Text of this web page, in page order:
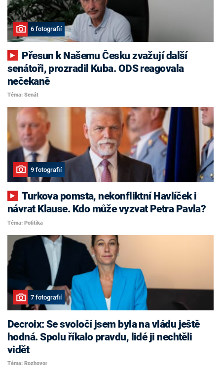
6 fotografií
senátoři, prozradil Kuba. ODS reagovala
nečekaně
Téma: Senát
9 fotografií
Turkova pomsta, nekonfliktní Havlíček i
návrat Klause. Kdo může vyzvat Petra Pavla?
Téma: Politika
7 fotografií
Decroix: Se svoločí jsem byla na vládu ještě
hodná. Spolu říkalo pravdu, lidé ji nechtěli
vidět
Téma: Rozhovor